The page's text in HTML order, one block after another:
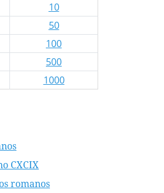
10
50
100
500
1000
CXCIX
romanos